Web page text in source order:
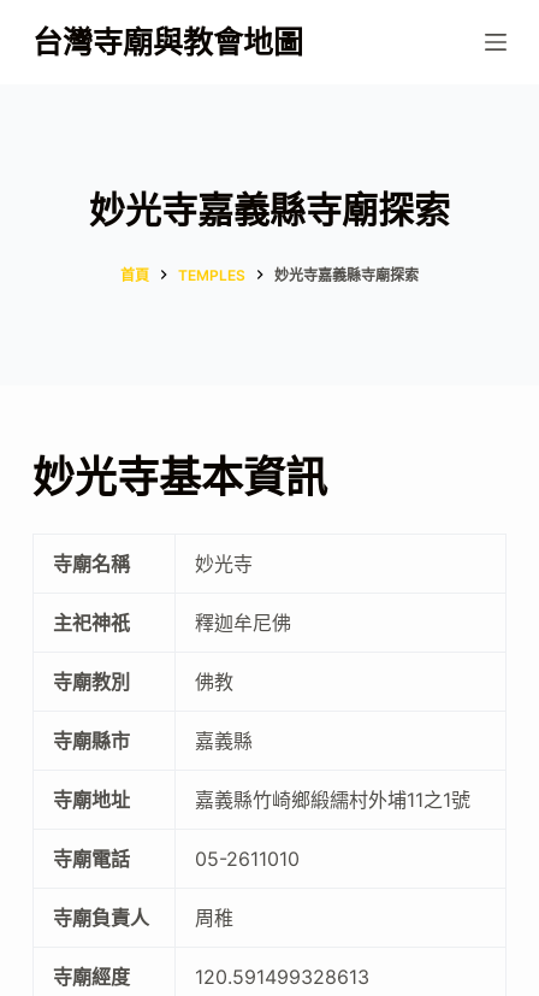
跳
至
台灣寺廟與教會地圖
妙光寺嘉義縣寺廟探索
首頁 TEMPLES 妙光寺嘉義縣寺廟探索
妙光寺基本資訊
寺廟名稱 妙光寺
主祀神祇 釋迦牟尼佛
寺廟教別 佛教
寺廟縣市 嘉義縣
寺廟地址 嘉義縣竹崎鄉緞繻村外埔11之1號
寺廟電話 05-2611010
寺廟負責人 周稚
寺廟經度 120.591499328613